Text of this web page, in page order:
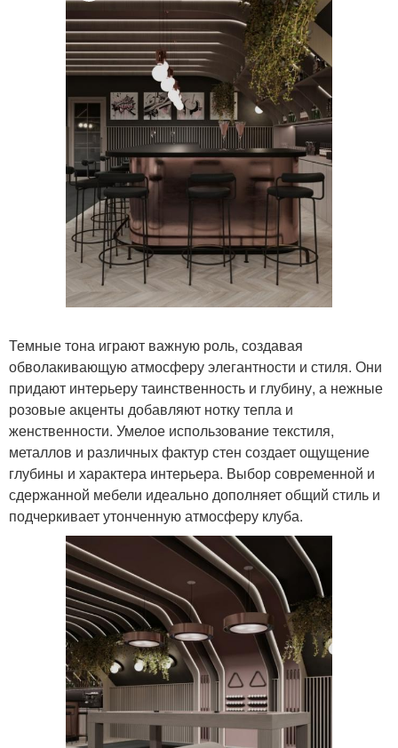
Темные тона играют важную роль, создавая
обволакивающую атмосферу элегантности и стиля. Они
придают интерьеру таинственность и глубину, а нежные
розовые акценты добавляют нотку тепла и
женственности. Умелое использование текстиля,
металлов и различных фактур стен создает ощущение
глубины и характера интерьера. Выбор современной и
сдержанной мебели идеально дополняет общий стиль и
подчеркивает утонченную атмосферу клуба.